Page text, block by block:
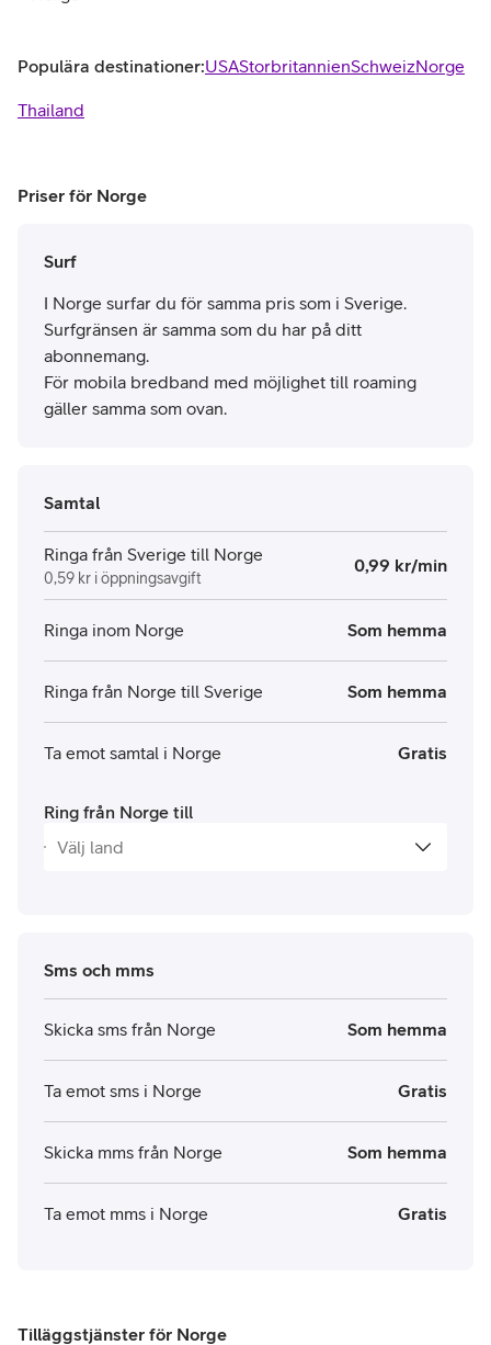
Populära destinationer:USAStorbritannienSchweizNorge
Thailand
Priser för Norge
Surf
I Norge surfar du för samma pris som i Sverige.
Surfgränsen är samma som du har på ditt
abonnemang.
För mobila bredband med möjlighet till roaming
gäller samma som ovan.
Samtal
Ringa från Sverige till Norge
0,59 kr i öppningsavgift
0,99 kr/min
Ringa inom Norge Som hemma
Ringa från Norge till Sverige Som hemma
Ta emot samtal i Norge Gratis
Ring från Norge till
Sms och mms
Skicka sms från Norge Som hemma
Ta emot sms i Norge Gratis
Skicka mms från Norge Som hemma
Ta emot mms i Norge Gratis
Tilläggstjänster för Norge